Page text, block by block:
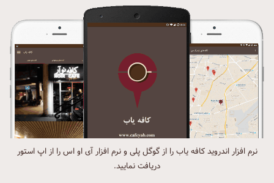
نرم افزار اندروید کافه یاب را از گوگل پلی و نرم افزار آی او اس را از اپ استور
دریافت نمایید.